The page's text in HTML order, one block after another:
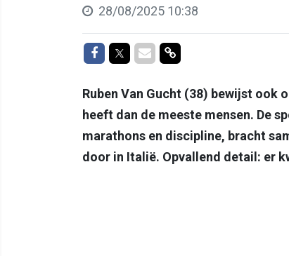
28/08/2025 10:38
Delen op Facebook
Delen op Twitter
Delen via Mail
Delen via link
Ruben Van Gucht (38) bewijst ook
heeft dan de meeste mensen. De
marathons en discipline, bracht
door in Italië. Opvallend detail: er